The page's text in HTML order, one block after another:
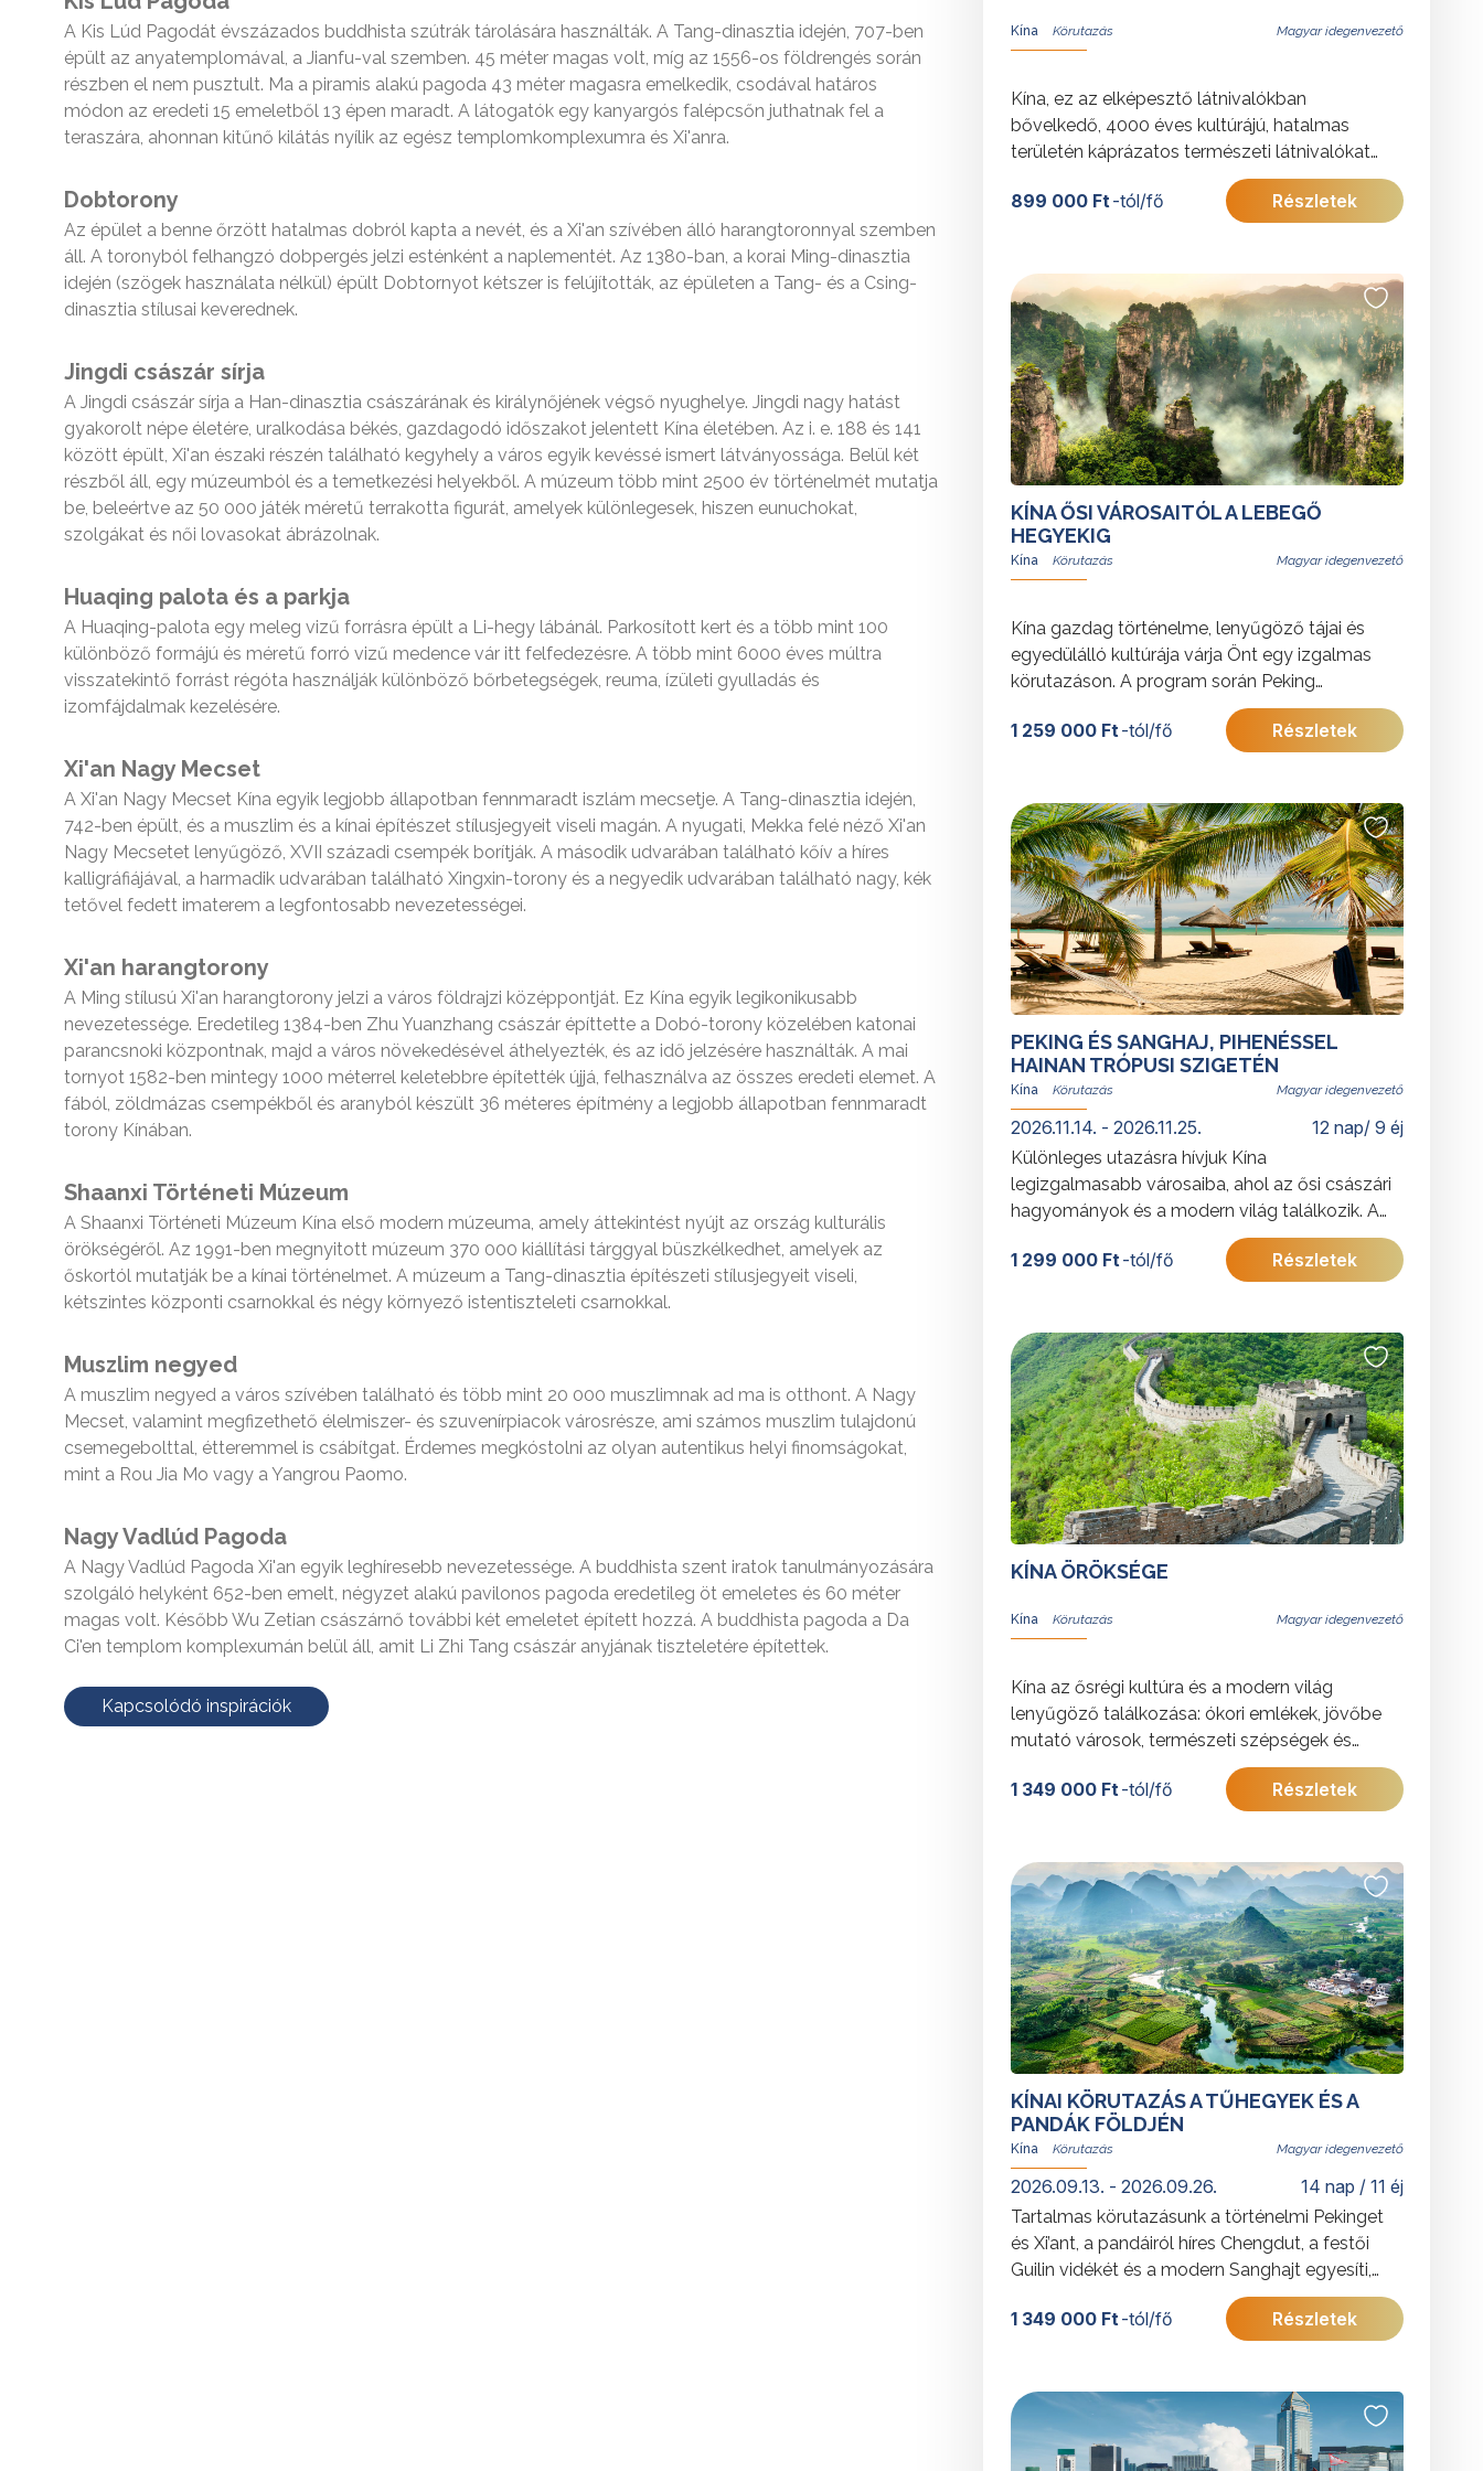
A Kis Lúd Pagodát évszázados buddhista szútrák tárolására használták. A Tang-dinasztia idején, 707-ben
épült az anyatemplomával, a Jianfu-val szemben. 45 méter magas volt, míg az 1556-os földrengés során
részben el nem pusztult. Ma a piramis alakú pagoda 43 méter magasra emelkedik, csodával határos
módon az eredeti 15 emeletből 13 épen maradt. A látogatók egy kanyargós falépcsőn juthatnak fel a
teraszára, ahonnan kitűnő kilátás nyílik az egész templomkomplexumra és Xi'anra.
Dobtorony
Az épület a benne őrzött hatalmas dobról kapta a nevét, és a Xi'an szívében álló harangtoronnyal szemben
áll. A toronyból felhangzó dobpergés jelzi esténként a naplementét. Az 1380-ban, a korai Ming-dinasztia
idején (szögek használata nélkül) épült Dobtornyot kétszer is felújították, az épületen a Tang- és a Csing-
dinasztia stílusai keverednek.
Jingdi császár sírja
A Jingdi császár sírja a Han-dinasztia császárának és királynőjének végső nyughelye. Jingdi nagy hatást
gyakorolt népe életére, uralkodása békés, gazdagodó időszakot jelentett Kína életében. Az i. e. 188 és 141
között épült, Xi'an északi részén található kegyhely a város egyik kevéssé ismert látványossága. Belül két
részből áll, egy múzeumból és a temetkezési helyekből. A múzeum több mint 2500 év történelmét mutatja
be, beleértve az 50 000 játék méretű terrakotta figurát, amelyek különlegesek, hiszen eunuchokat,
szolgákat és női lovasokat ábrázolnak.
Huaqing palota és a parkja
A Huaqing-palota egy meleg vizű forrásra épült a Li-hegy lábánál. Parkosított kert és a több mint 100
különböző formájú és méretű forró vizű medence vár itt felfedezésre. A több mint 6000 éves múltra
visszatekintő forrást régóta használják különböző bőrbetegségek, reuma, ízületi gyulladás és
izomfájdalmak kezelésére.
Xi'an Nagy Mecset
A Xi'an Nagy Mecset Kína egyik legjobb állapotban fennmaradt iszlám mecsetje. A Tang-dinasztia idején,
742-ben épült, és a muszlim és a kínai építészet stílusjegyeit viseli magán. A nyugati, Mekka felé néző Xi'an
Nagy Mecsetet lenyűgöző, XVII századi csempék borítják. A második udvarában található kőív a híres
kalligráfiájával, a harmadik udvarában található Xingxin-torony és a negyedik udvarában található nagy, kék
tetővel fedett imaterem a legfontosabb nevezetességei.
Xi'an harangtorony
A Ming stílusú Xi'an harangtorony jelzi a város földrajzi középpontját. Ez Kína egyik legikonikusabb
nevezetessége. Eredetileg 1384-ben Zhu Yuanzhang császár építtette a Dobó-torony közelében katonai
parancsnoki központnak, majd a város növekedésével áthelyezték, és az idő jelzésére használták. A mai
tornyot 1582-ben mintegy 1000 méterrel keletebbre építették újjá, felhasználva az összes eredeti elemet. A
fából, zöldmázas csempékből és aranyból készült 36 méteres építmény a legjobb állapotban fennmaradt
torony Kínában.
Shaanxi Történeti Múzeum
A Shaanxi Történeti Múzeum Kína első modern múzeuma, amely áttekintést nyújt az ország kulturális
örökségéről. Az 1991-ben megnyitott múzeum 370 000 kiállítási tárggyal büszkélkedhet, amelyek az
őskortól mutatják be a kínai történelmet. A múzeum a Tang-dinasztia építészeti stílusjegyeit viseli,
kétszintes központi csarnokkal és négy környező istentiszteleti csarnokkal.
Muszlim negyed
A muszlim negyed a város szívében található és több mint 20 000 muszlimnak ad ma is otthont. A Nagy
Mecset, valamint megfizethető élelmiszer- és szuvenírpiacok városrésze, ami számos muszlim tulajdonú
csemegebolttal, étteremmel is csábítgat. Érdemes megkóstolni az olyan autentikus helyi finomságokat,
mint a Rou Jia Mo vagy a Yangrou Paomo.
Nagy Vadlúd Pagoda
A Nagy Vadlúd Pagoda Xi'an egyik leghíresebb nevezetessége. A buddhista szent iratok tanulmányozására
szolgáló helyként 652-ben emelt, négyzet alakú pavilonos pagoda eredetileg öt emeletes és 60 méter
magas volt. Később Wu Zetian császárnő további két emeletet épített hozzá. A buddhista pagoda a Da
Ci'en templom komplexumán belül áll, amit Li Zhi Tang császár anyjának tiszteletére építettek.
Kapcsolódó inspirációk
Kína Magyar idegenvezető
Kína, ez az elképesztő látnivalókban
bővelkedő, 4000 éves kultúrájú, hatalmas
területén káprázatos természeti látnivalókat
felvonultató, óriási metropoliszaival és
elfeledett falvaival ámulatba ejtő ország
X’ian, Sanghaj útvonalon.
További érdekességekért Kínáról kattintson ide .
899 000 Ft-tól/fő Részletek
KÍNA ŐSI VÁROSAITÓL A LEBEGŐ
HEGYEKIG
Kína Magyar idegenvezető
Kína gazdag történelme, lenyűgöző tájai és
egyedülálló kultúrája várja Önt egy izgalmas
körutazáson. A program során Peking
történelmi csodái, a Kínai Nagy Fal, Xi’an
terrakotta hadserege, Zhangjiajie természeti
a helyi kultúrában és gasztronómiában a
program során!
További érdekességekért Kínáról kattintson ide.
1 259 000 Ft-tól/fő Részletek
PEKING ÉS SANGHAJ, PIHENÉSSEL
HAINAN TRÓPUSI SZIGETÉN
Kína Magyar idegenvezető
2026.11.14. - 2026.11.25. 12 nap/ 9 éj
Különleges utazásra hívjuk Kína
legizgalmasabb városaiba, ahol az ősi császári
hagyományok és a modern világ találkozik. A
körutazás végén a trópusi Hainan-sziget várja
utasainkat: Kína „keleti Hawaiija”, amely hófehér
tökéletes helyszíne. A festői Yalong-öbölben
eltöltött napok méltó lezárását adják az
élményekben gazdag körutazásnak.
További érdekességekért Kínáról kattintson ide.
1 299 000 Ft-tól/fő Részletek
KÍNA ÖRÖKSÉGE
Kína Magyar idegenvezető
Kína az ősrégi kultúra és a modern világ
lenyűgöző találkozása: ókori emlékek, jövőbe
mutató városok, természeti szépségek és
kulturális csodák várják. Az utazás során
Peking, Sanghaj, Xi’an, Hangzhou, Suzhou és
További érdekességekért Kínáról kattintson ide.
1 349 000 Ft-tól/fő Részletek
KÍNAI KÖRUTAZÁS A TŰHEGYEK ÉS A
PANDÁK FÖLDJÉN
Kína Magyar idegenvezető
2026.09.13. - 2026.09.26. 14 nap / 11 éj
Tartalmas körutazásunk a történelmi Pekinget
és Xi’ant, a pandáiról híres Chengdut, a festői
Guilin vidékét és a modern Sanghajt egyesíti,
bemutatva az ország sokszínűségét.
További érdekességekért Kínáról kattintson
vonatkozó részletes program a következő
linken tekinthető meg.
Kínai körutazás a tűhegyek és pandák földjén
1 349 000 Ft-tól/fő Részletek